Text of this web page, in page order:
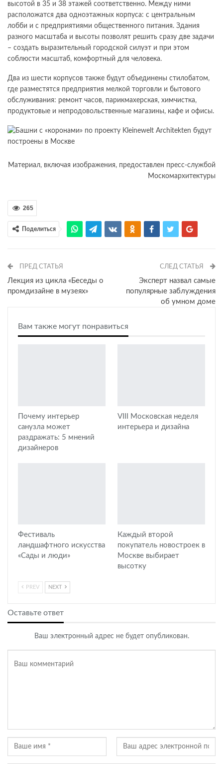
высотой в 35 и 38 этажей соответственно. Между ними
расположатся два одноэтажных корпуса: с центральным
лобби и с предприятиями общественного питания. Здания
разного масштаба и высоты позволят решить сразу две задачи
– создать выразительный городской силуэт и при этом
соблюсти масштаб, комфортный для человека.
Два из шести корпусов также будут объединены стилобатом,
где разместятся предприятия мелкой торговли и бытового
обслуживания: ремонт часов, парикмахерская, химчистка,
продуктовые и непродовольственные магазины, кафе и офисы.
Материал, включая изображения, предоставлен пресс-службой
Москомархитектуры
265
Поделиться
ПРЕД СТАТЬЯ
Лекция из цикла «Беседы о
промдизайне в музеях»
СЛЕД СТАТЬЯ
Эксперт назвал самые
популярные заблуждения
об умном доме
Вам также могут понравиться
Почему интерьер
санузла может
раздражать: 5 мнений
дизайнеров
VIII Московская неделя
интерьера и дизайна
Фестиваль
ландшафтного искусства
«Сады и люди»
Каждый второй
покупатель новостроек в
Москве выбирает
высотку
PREV NEXT
Оставьте ответ
Ваш электронный адрес не будет опубликован.